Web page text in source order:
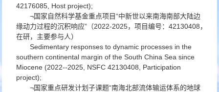
42176085, Host project);
¬国家自然科学基金重点项目“中新世以来南海南部大陆边
缘动力过程的沉积响应”（2022-2025，项目编号：42130408，
在研，主要参与人）
Sedimentary responses to dynamic processes in the
southern continental margin of the South China Sea since
Miocene (2022--2025, NSFC 42130408, Participation
project);
¬国家重点研发计划子课题“南海北部流体输运体系的地球